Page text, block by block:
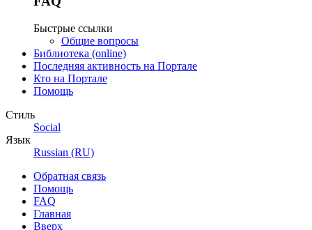
Быстрые ссылки
Общие вопросы
Библиотека (online)
Последняя активность на Портале
Кто на Портале
Помощь
Стиль
Social
Язык
Russian (RU)
Обратная связь
Помощь
FAQ
Главная
Вверх